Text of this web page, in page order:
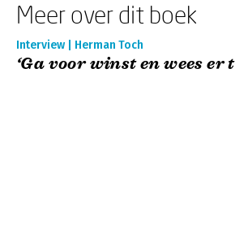
Meer over dit boek
Interview | Herman Toch
‘Ga voor winst en wees er